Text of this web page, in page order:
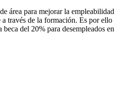
área para mejorar la empleabilidad
través de la formación. Es por ello
del 20% para desempleados en